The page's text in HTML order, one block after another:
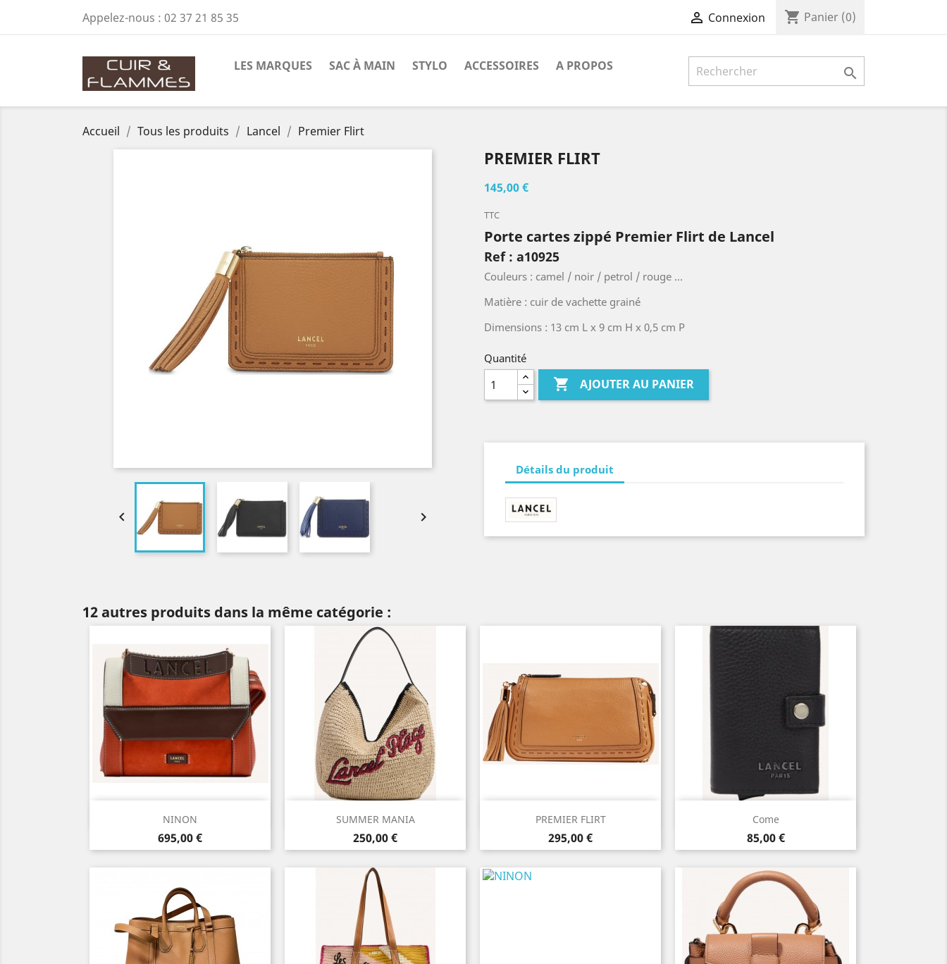
Appelez-nous : 02 37 21 85 35  Connexion shopping_cart Panier (0)
LES MARQUES SAC À MAIN STYLO ACCESSOIRES A PROPOS 
Accueil Tous les produits Lancel Premier Flirt
 
PREMIER FLIRT
145,00 €
TTC
Porte cartes zippé Premier Flirt de Lancel
Ref : a10925
Couleurs : camel / noir / petrol / rouge …
Matière : cuir de vachette grainé
Dimensions : 13 cm L x 9 cm H x 0,5 cm P
Quantité
 AJOUTER AU PANIER
Détails du produit
12 autres produits dans la même catégorie :
NINON
Prix
695,00 €
Aperçu rapide SUMMER MANIA
Prix
250,00 €
Aperçu rapide PREMIER FLIRT
Prix
295,00 €
Aperçu rapide Come
Prix
85,00 €
Aperçu rapide